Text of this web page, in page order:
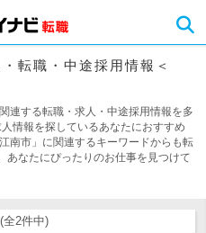
転職・中途採用情報＜
連する転職・求人・中途採用情報を多
情報を探しているあなたにおすすめ
南市」に関連するキーワードからも転
あなたにぴったりのお仕事を見つけて
全2件中)